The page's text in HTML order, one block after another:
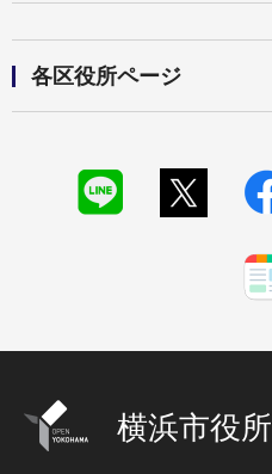
各区役所ページ
横浜市役所